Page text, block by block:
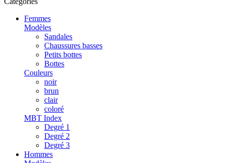
Femmes
Modèles
Sandales
Chaussures basses
Petits bottes
Bottes
Couleurs
noir
brun
clair
coloré
MBT Index
Degré 1
Degré 2
Degré 3
Hommes